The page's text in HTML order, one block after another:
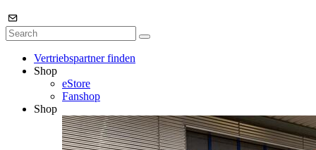
Vertriebspartner finden
Shop
eStore
Fanshop
Shop